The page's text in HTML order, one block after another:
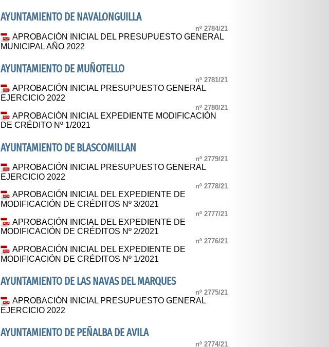
AYUNTAMIENTO DE NAVALONGUILLA
nº 2784/21
APROBACIÓN INICIAL DEL PRESUPUESTO GENERAL
MUNICIPAL AÑO 2022
AYUNTAMIENTO DE MUÑOTELLO
nº 2781/21
APROBACIÓN INICIAL PRESUPUESTO GENERAL
EJERCICIO 2022
nº 2780/21
APROBACIÓN INICIAL EXPEDIENTE MODIFICACIÓN
DE CRÉDITO Nº 1/2021
AYUNTAMIENTO DE BLASCOMILLAN
nº 2779/21
APROBACIÓN INICIAL PRESUPUESTO GENERAL
EJERCICIO 2022
nº 2778/21
APROBACIÓN INICIAL DEL EXPEDIENTE DE
MODIFICACIÓN DE CRÉDITOS Nº 3/2021
nº 2777/21
APROBACIÓN INICIAL DEL EXPEDIENTE DE
MODIFICACIÓN DE CRÉDITOS Nº 2/2021
nº 2776/21
APROBACIÓN INICIAL DEL EXPEDIENTE DE
MODIFICACIÓN DE CRÉDITOS Nº 1/2021
AYUNTAMIENTO DE LAS NAVAS DEL MARQUES
nº 2775/21
APROBACIÓN INICIAL PRESUPUESTO GENERAL
EJERCICIO 2022
AYUNTAMIENTO DE PEÑALBA DE AVILA
nº 2774/21